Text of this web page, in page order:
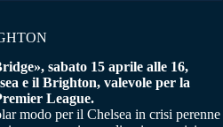
sabato 15 aprile alle 16,
e il Brighton, valevole per la
League.
modo per il Chelsea in crisi perenne